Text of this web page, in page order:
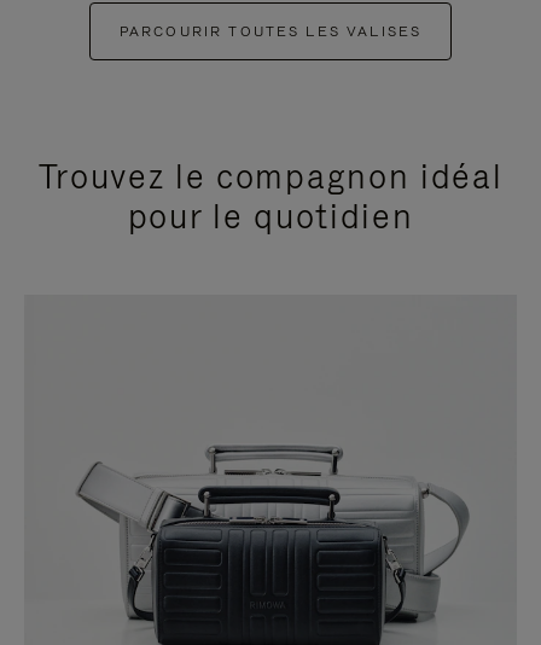
PARCOURIR TOUTES LES VALISES
Trouvez le compagnon idéal
pour le quotidien